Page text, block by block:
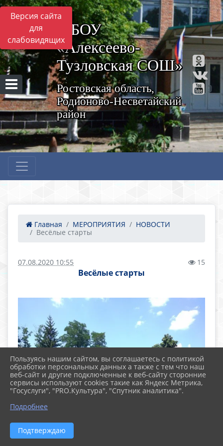
Версия сайта
для
слабовидящих
МБОУ
«Алексеево-
Тузловская СОШ»
Ростовская область,
Родионово-Несветайский
район
Главная МЕРОПРИЯТИЯ
НОВОСТИ
Весёлые старты
07.08.2020 10:55 15
Весёлые старты
Пользуясь нашим сайтом, вы соглашаетесь с политикой
обработки персональных данных а также с тем что наш
веб-сайт и другие подключенные к веб-сайту сторонние
сервисы используют cookies такие как Яндекс Метрика,
"Госуслуги", "PRO.Культура", "Спутник аналитика".
Подробнее
Подтверждаю